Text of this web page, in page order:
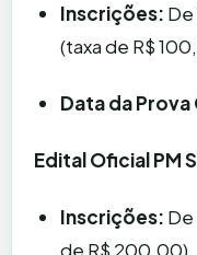
Inscrições: De
(taxa de R$
Data da
Edital Oficial PM
Inscrições: De
de R$ 200,00).